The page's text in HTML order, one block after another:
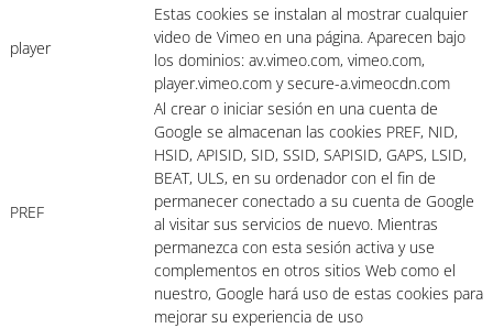
player
Estas cookies se instalan al mostrar cualquier
video de Vimeo en una página. Aparecen bajo
los dominios: av.vimeo.com, vimeo.com,
player.vimeo.com y secure-a.vimeocdn.com
PREF
Al crear o iniciar sesión en una cuenta de
Google se almacenan las cookies PREF, NID,
HSID, APISID, SID, SSID, SAPISID, GAPS, LSID,
BEAT, ULS, en su ordenador con el fin de
permanecer conectado a su cuenta de Google
al visitar sus servicios de nuevo. Mientras
permanezca con esta sesión activa y use
complementos en otros sitios Web como el
nuestro, Google hará uso de estas cookies para
mejorar su experiencia de uso